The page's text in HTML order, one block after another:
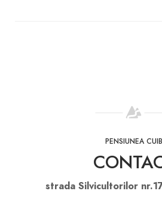
PENSIUNEA CUIB
strada Silvicultorilor